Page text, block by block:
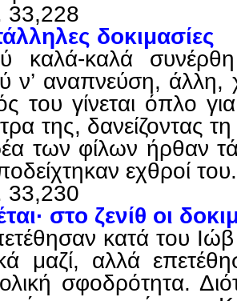
33,228
δοκιμασίες
καλά-καλά
ν’ αναπνεύση, άλλη,
του γίνεται όπλο
της, δανείζοντας
των φίλων ήρθαν
εχθροί του.
στο ζενίθ οι
κατά του
μαζί, αλλά
σφοδρότητα.